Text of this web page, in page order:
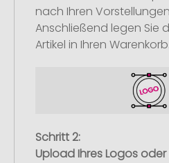
nach Ihren
Anschließend legen Sie
Artikel in Ihren Warenkorb.
Schritt 2:
Upload Ihres Logos